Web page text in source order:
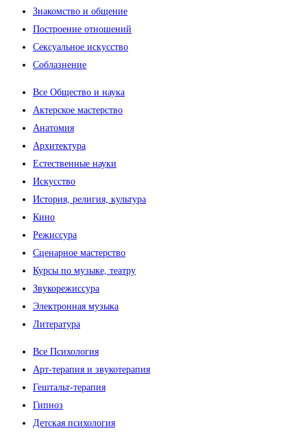
Знакомство и общение
Построение отношений
Сексуальное искусство
Соблазнение
Все Общество и наука
Актерское мастерство
Анатомия
Архитектура
Естественные науки
Искусство
История, религия, культура
Кино
Режиссура
Сценарное мастерство
Курсы по музыке, театру
Звукорежиссура
Электронная музыка
Литература
Все Психология
Арт-терапия и звукотерапия
Гештальт-терапия
Гипноз
Детская психология